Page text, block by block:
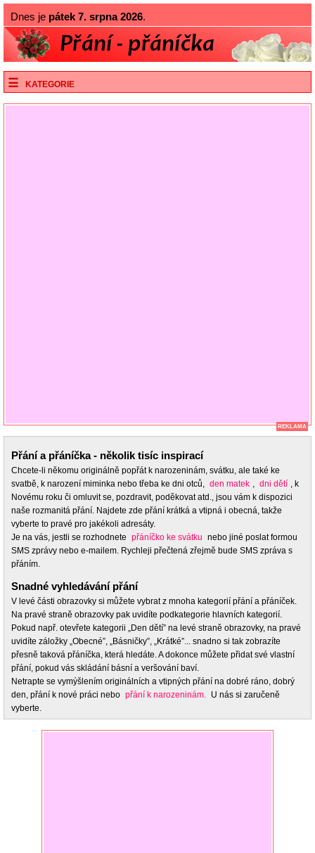
Dnes je pátek 7. srpna 2026.
KATEGORIE
REKLAMA
Přání a přáníčka - několik tisíc inspirací
Chcete-li někomu originálně popřát k narozeninám, svátku, ale také ke
svatbě, k narození miminka nebo třeba ke dni otců, den matek , dni dětí , k
Novému roku či omluvit se, pozdravit, poděkovat atd., jsou vám k dispozici
naše rozmanitá přání. Najdete zde přání krátká a vtipná i obecná, takže
vyberte to pravé pro jakékoli adresáty.
Je na vás, jestli se rozhodnete přáníčko ke svátku nebo jiné poslat formou
SMS zprávy nebo e-mailem. Rychleji přečtená zřejmě bude SMS zpráva s
přáním.
Snadné vyhledávání přání
V levé části obrazovky si můžete vybrat z mnoha kategorií přání a přáníček.
Na pravé straně obrazovky pak uvidíte podkategorie hlavních kategorií.
Pokud např. otevřete kategorii „Den dětí” na levé straně obrazovky, na pravé
uvidíte záložky „Obecné”, „Básničky”, „Krátké”... snadno si tak zobrazíte
přesně taková přáníčka, která hledáte. A dokonce můžete přidat své vlastní
přání, pokud vás skládání básní a veršování baví.
Netrapte se vymýšlením originálních a vtipných přání na dobré ráno, dobrý
den, přání k nové práci nebo přání k narozeninám. U nás si zaručeně
vyberte.